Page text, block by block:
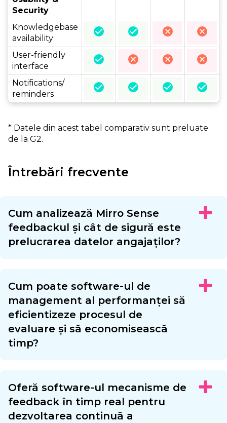
Security
Knowledgebase
availability
User-friendly
interface
Notifications/
reminders
* Datele din acest tabel comparativ sunt preluate
de la G2.
Întrebări frecvente
Cum analizează Mirro Sense
feedbackul și cât de sigură este
prelucrarea datelor angajaților?
Cum poate software-ul de
management al performanței să
eficientizeze procesul de
evaluare și să economisească
timp?
Oferă software-ul mecanisme de
feedback în timp real pentru
dezvoltarea continuă a